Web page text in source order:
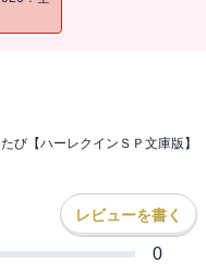
ド。私を裏切っておい
されている作品のハーレ
は十分ご注意ください。
び【ハーレクインＳＰ文庫版】
レビューを書く
0